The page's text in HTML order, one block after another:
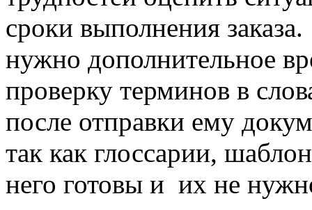
сроки выполнения
нужно дополнительное
проверку терминов в
после отправки ему
так как глоссарии,
него готовы и их не